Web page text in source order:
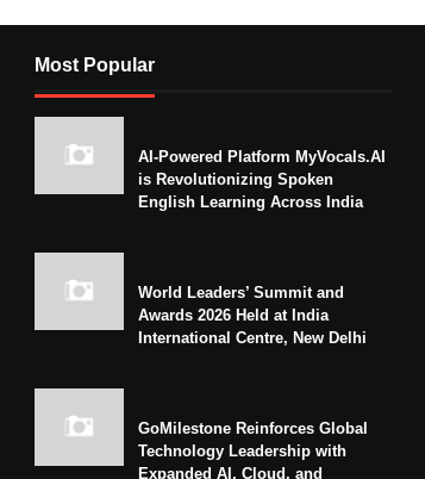
Most Popular
AI-Powered Platform MyVocals.AI
is Revolutionizing Spoken
English Learning Across India
World Leaders’ Summit and
Awards 2026 Held at India
International Centre, New Delhi
GoMilestone Reinforces Global
Technology Leadership with
Expanded AI, Cloud, and